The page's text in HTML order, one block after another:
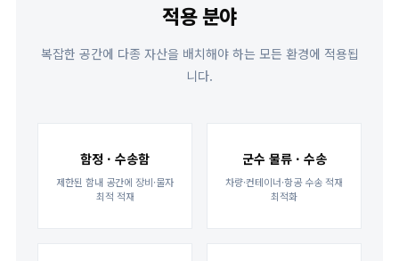
적용 분야
복잡한 공간에 다종 자산을 배치해야 하는 모든 환경에 적용됩
니다.
함정 · 수송함
제한된 함내 공간에 장비·물자
최적 적재
군수 물류 · 수송
차량·컨테이너·항공 수송 적재
최적화